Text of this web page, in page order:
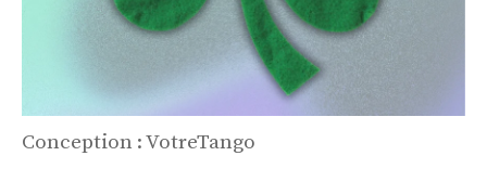
Conception : VotreTango